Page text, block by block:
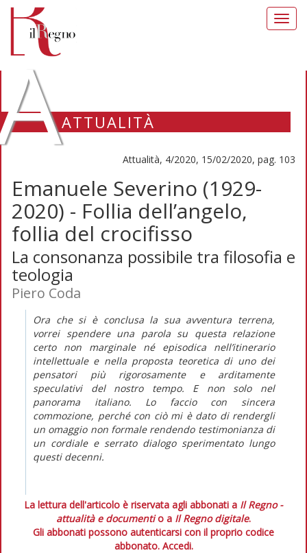
ATTUALITÀ
Attualità, 4/2020, 15/02/2020, pag. 103
Emanuele Severino (1929-
2020) - Follia dell’angelo,
follia del crocifisso
La consonanza possibile tra filosofia e
teologia
Piero Coda
Ora che si è conclusa la sua avventura terrena,
vorrei spendere una parola su questa relazione
certo non marginale né episodica nell’itinerario
intellettuale e nella proposta teoretica di uno dei
pensatori più rigorosamente e arditamente
speculativi del nostro tempo. E non solo nel
panorama italiano. Lo faccio con sincera
commozione, perché con ciò mi è dato di rendergli
un omaggio non formale rendendo testimonianza di
un cordiale e serrato dialogo sperimentato lungo
questi decenni.
La lettura dell'articolo è riservata agli abbonati a Il Regno -
attualità e documentio a Il Regno digitale.
Gli abbonati possono autenticarsi con il proprio codice
abbonato. Accedi.